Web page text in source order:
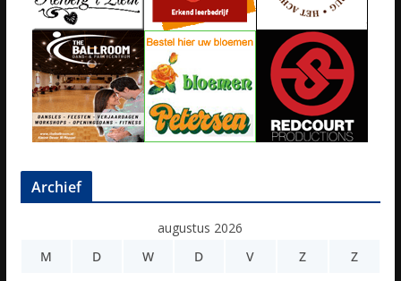
Archief
augustus 2026
M
D W D V Z Z